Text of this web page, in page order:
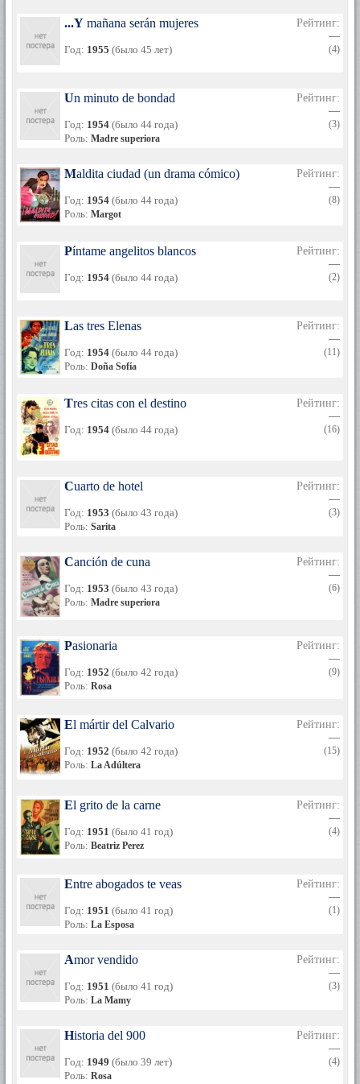
...Y mañana serán mujeres
Год: 1955 (было 45 лет)
Рейтинг:
—
(4)
Un minuto de bondad
Год: 1954 (было 44 года)
Роль: Madre superiora
Рейтинг:
—
(3)
Maldita ciudad (un drama cómico)
Год: 1954 (было 44 года)
Роль: Margot
Рейтинг:
—
(8)
Píntame angelitos blancos
Год: 1954 (было 44 года)
Рейтинг:
—
(2)
Las tres Elenas
Год: 1954 (было 44 года)
Роль: Doña Sofía
Рейтинг:
—
(11)
Tres citas con el destino
Год: 1954 (было 44 года)
Рейтинг:
—
(16)
Cuarto de hotel
Год: 1953 (было 43 года)
Роль: Sarita
Рейтинг:
—
(3)
Canción de cuna
Год: 1953 (было 43 года)
Роль: Madre superiora
Рейтинг:
—
(6)
Pasionaria
Год: 1952 (было 42 года)
Роль: Rosa
Рейтинг:
—
(9)
El mártir del Calvario
Год: 1952 (было 42 года)
Роль: La Adúltera
Рейтинг:
—
(15)
El grito de la carne
Год: 1951 (было 41 год)
Роль: Beatriz Perez
Рейтинг:
—
(4)
Entre abogados te veas
Год: 1951 (было 41 год)
Роль: La Esposa
Рейтинг:
—
(1)
Amor vendido
Год: 1951 (было 41 год)
Роль: La Mamy
Рейтинг:
—
(3)
Historia del 900
Год: 1949 (было 39 лет)
Роль: Rosa
Рейтинг:
—
(4)